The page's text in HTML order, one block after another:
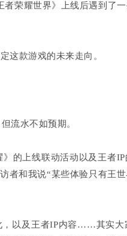
荣耀世界》上线后遇到了
这款游戏的未来走向。
流水不如预期。
的上线联动活动以及王者IP
者和我说“某些体验只有王
以及王者IP内容……其实大